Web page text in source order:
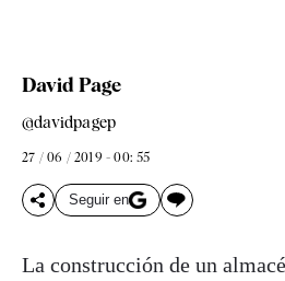
David Page
@davidpagep
27 / 06 / 2019 - 00: 55
Seguir en
La construcción de un